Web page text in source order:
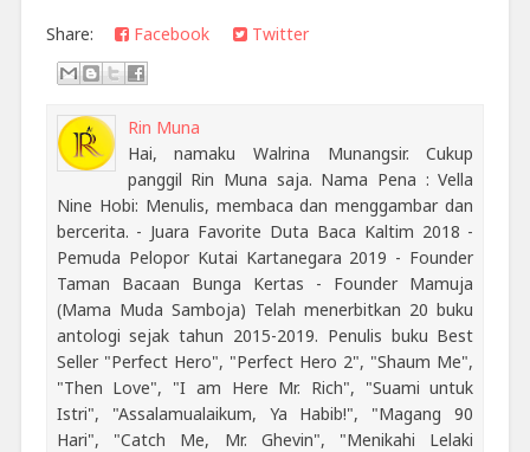
Share: Facebook Twitter
Rin Muna
Hai, namaku Walrina Munangsir. Cukup
panggil Rin Muna saja. Nama Pena : Vella
Nine Hobi: Menulis, membaca dan menggambar dan
bercerita. - Juara Favorite Duta Baca Kaltim 2018 -
Pemuda Pelopor Kutai Kartanegara 2019 - Founder
Taman Bacaan Bunga Kertas - Founder Mamuja
(Mama Muda Samboja) Telah menerbitkan 20 buku
antologi sejak tahun 2015-2019. Penulis buku Best
Seller "Perfect Hero", "Perfect Hero 2", "Shaum Me",
"Then Love", "I am Here Mr. Rich", "Suami untuk
Istri", "Assalamualaikum, Ya Habib!", "Magang 90
Hari", "Catch Me, Mr. Ghevin", "Menikahi Lelaki